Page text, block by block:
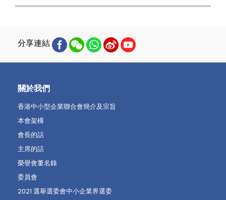
分享連結
關於我們
香港中小型企業聯合會簡介及宗旨
本會架構
會長的話
主席的話
榮譽會董名錄
委員會
2021 選舉選委會中小企業界選委